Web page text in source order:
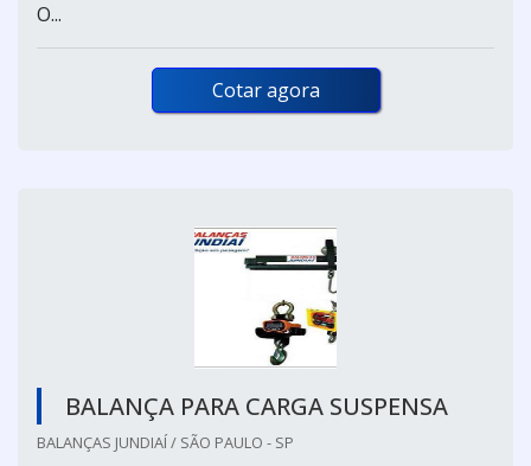
O...
Cotar agora
BALANÇA PARA CARGA SUSPENSA
BALANÇAS JUNDIAÍ / SÃO PAULO - SP